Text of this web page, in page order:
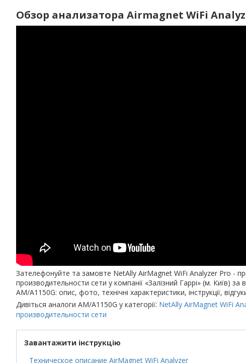
Обзор анализатора Airmagnet WiFi
Зателефонуйте та замовте NetAlly AirMagnet WiFi Analyzer Pro -
производительности сети у компанії «Залізний Гаррі» (м. Київ)
AM/A1150G: опис, фото, технічні характеристики, інструкції,
Дивіться аналоги AM/A1150G у категорії: NetAlly AirMagnet WiFi
производительности сети
Завантажити інструкцію
Техническое описание AirMagnet WiFi Analyzer